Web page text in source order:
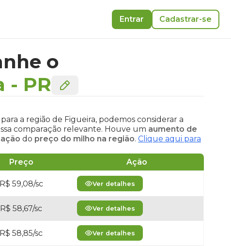
Entrar Cadastrar-se
o
- PR
a região de Figueira, podemos considerar a
comparação relevante. Houve um aumento de
do preço do milho na região. Clique aqui para
Preço Ação
R$ 59,08/sc Ver detalhes
R$ 58,67/sc Ver detalhes
R$ 58,85/sc Ver detalhes